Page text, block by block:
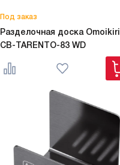
Под заказ
Разделочная доска Omoikiri
CB-TARENTO-83 WD